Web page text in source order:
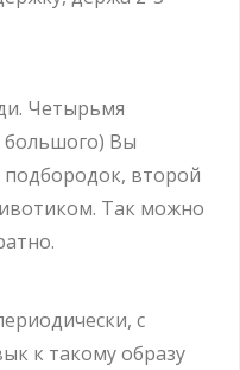
Четырьмя
большого) Вы
второй
Так можно
с
к такому образу